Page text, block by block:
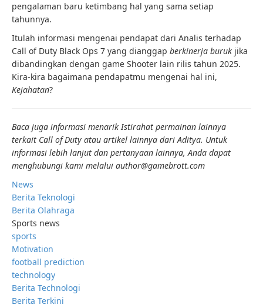
pengalaman baru ketimbang hal yang sama setiap
tahunnya.
Itulah informasi mengenai pendapat dari Analis terhadap
Call of Duty Black Ops 7 yang dianggap berkinerja buruk jika
dibandingkan dengan game Shooter lain rilis tahun 2025.
Kira-kira bagaimana pendapatmu mengenai hal ini,
Kejahatan?
Baca juga informasi menarikIstirahat permainan lainnya
terkait Call of Duty atau artikel lainnya dariAditya. Untuk
informasi lebih lanjut dan pertanyaan lainnya, Anda dapat
menghubungi kami melalui author@gamebrott.com
News
Berita Teknologi
Berita Olahraga
Sports news
sports
Motivation
football prediction
technology
Berita Technologi
Berita Terkini